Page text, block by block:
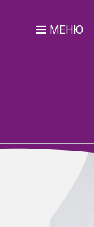
МЕНЮ